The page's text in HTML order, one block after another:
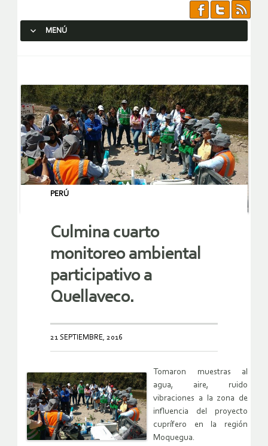
MENÚ
PERÚ
Culmina cuarto
monitoreo ambiental
participativo a
Quellaveco.
21 SEPTIEMBRE, 2016
Tomaron muestras al
agua, aire, ruido
vibraciones a la zona de
influencia del proyecto
cuprífero en la región
Moquegua.